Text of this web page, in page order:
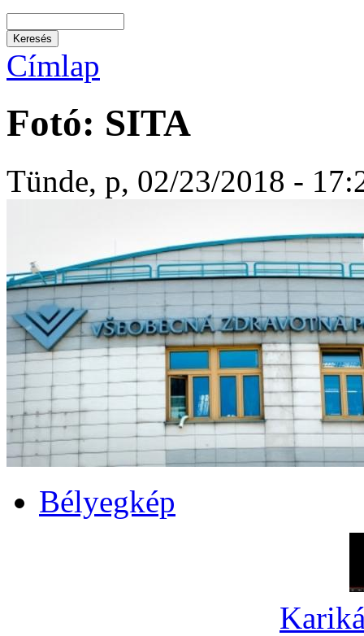
Címlap
Fotó: SITA
Tünde, p, 02/23/2018 -
Bélyegkép